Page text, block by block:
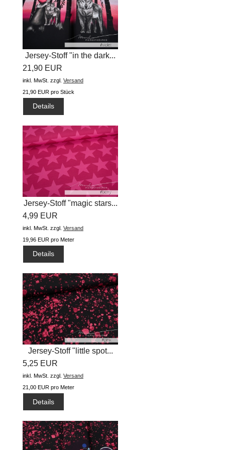
Jersey-Stoff "in the dark...
21,90 EUR
inkl. MwSt. zzgl. Versand
21,90 EUR pro Stück
Details
Jersey-Stoff "magic stars...
4,99 EUR
inkl. MwSt. zzgl. Versand
19,96 EUR pro Meter
Details
Jersey-Stoff "little spot...
5,25 EUR
inkl. MwSt. zzgl. Versand
21,00 EUR pro Meter
Details